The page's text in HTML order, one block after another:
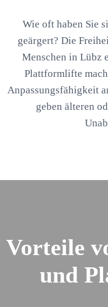
Wie oft haben Sie
geärgert? Die
Menschen in Lübz
Plattformlifte
Anpassungsfähigkeit
geben älteren
Vorteile
und